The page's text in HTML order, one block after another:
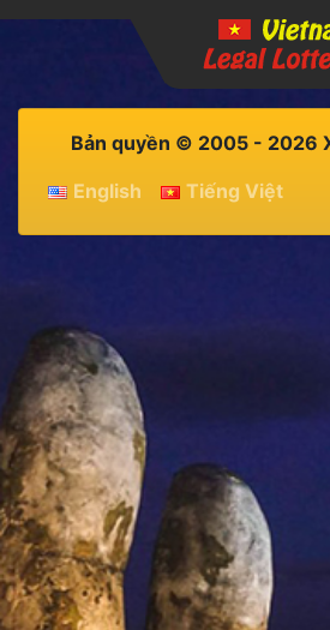
Bản quyền © 2005 - 2026
English
Tiếng Việt